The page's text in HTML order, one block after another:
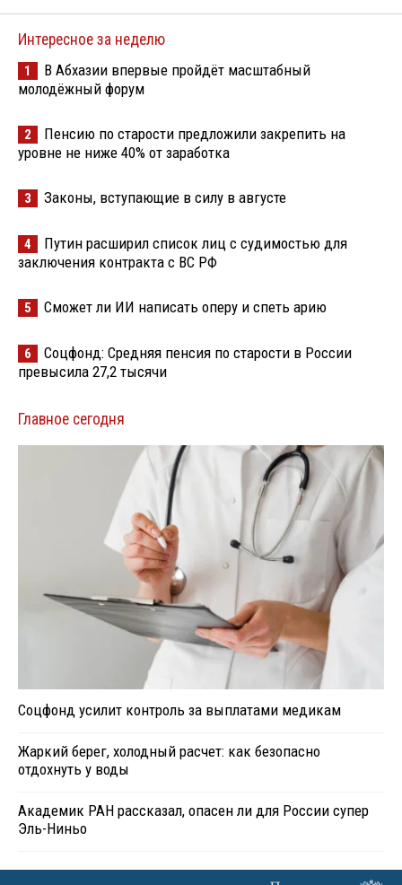
Интересное за неделю
1
В Абхазии впервые пройдёт масштабный
молодёжный форум
2
Пенсию по старости предложили закрепить на
уровне не ниже 40% от заработка
3 Законы, вступающие в силу в августе
4
Путин расширил список лиц с судимостью для
заключения контракта с ВС РФ
5 Сможет ли ИИ написать оперу и спеть арию
6
Соцфонд: Средняя пенсия по старости в России
превысила 27,2 тысячи
Главное сегодня
Соцфонд усилит контроль за выплатами медикам
Жаркий берег, холодный расчет: как безопасно
отдохнуть у воды
Академик РАН рассказал, опасен ли для России супер
Эль-Ниньо